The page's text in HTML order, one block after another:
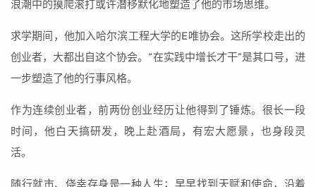
浪潮中的摸爬滚打或许潜移默化地塑造了他的市场思维。
求学期间，他加入哈尔滨工程大学的E唯协会。这所学校走出的
创业者，大都出自这个协会。“在实践中增长才干”是其口号，进
一步塑造了他的行事风格。
作为连续创业者，前两份创业经历让他得到了锤炼。很长一段
时间，他白天搞研发，晚上赴酒局，有宏大愿景，也身段灵
活。
随行就市、侥幸存身是一种人生；早早找到天赋和使命，沿着